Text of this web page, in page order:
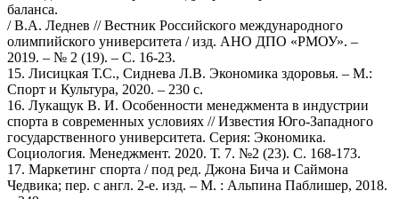
баланса.
/ В.А. Леднев // Вестник Российского международного
олимпийского университета / изд. АНО ДПО «РМОУ». –
2019. – № 2 (19). – С. 16-23.
15. Лисицкая Т.С., Сиднева Л.В. Экономика здоровья. – М.:
Спорт и Культура, 2020. – 230 с.
16. Лукащук В. И. Особенности менеджмента в индустрии
спорта в современных условиях // Известия Юго-Западного
государственного университета. Серия: Экономика.
Социология. Менеджмент. 2020. Т. 7. №2 (23). С. 168-173.
17. Маркетинг спорта / под ред. Джона Бича и Саймона
Чедвика; пер. с англ. 2-е. изд. – М. : Альпина Паблишер, 2018.